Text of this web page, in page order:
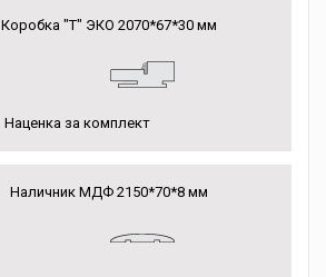
Коробка "Т" ЭКО 2070*67*30 мм
Наценка за комплект
Наличник МДФ 2150*70*8 мм